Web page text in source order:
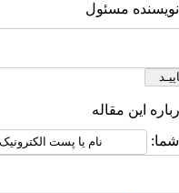
نویسنده مسئول
این مقاله
شما: